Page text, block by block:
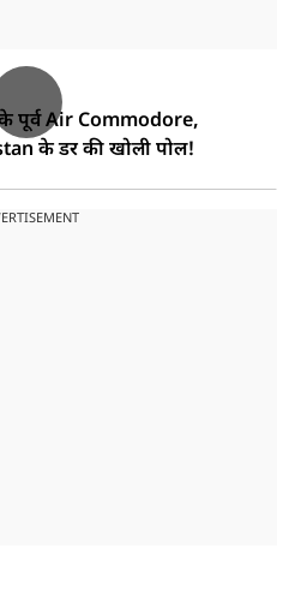
पूर्व Air Commodore,
के डर की खोली पोल!